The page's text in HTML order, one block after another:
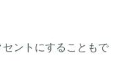
ントにすることもで